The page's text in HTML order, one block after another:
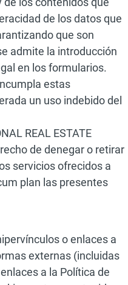
de los datos que
que son
admite la introducción
en los formularios.
estas
un uso indebido del
REAL ESTATE
de denegar o retirar
servicios ofrecidos a
plan las presentes
o enlaces a
externas (incluidas
a la Política de